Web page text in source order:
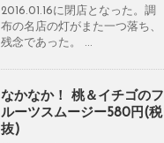
2016.01.16に閉店となった。調
布の名店の灯がまた一つ落ち、
残念であった。 ...
なかなか！ 桃＆イチゴのフ
ルーツスムージー580円(税
抜)